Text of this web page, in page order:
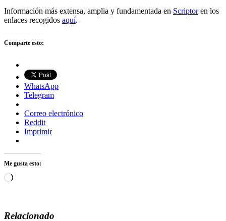
Información más extensa, amplia y fundamentada en Scriptoren los
enlaces recogidos aquí.
Comparte esto:
WhatsApp
Telegram
Correo electrónico
Reddit
Imprimir
Me gusta esto:
Cargando...
Relacionado